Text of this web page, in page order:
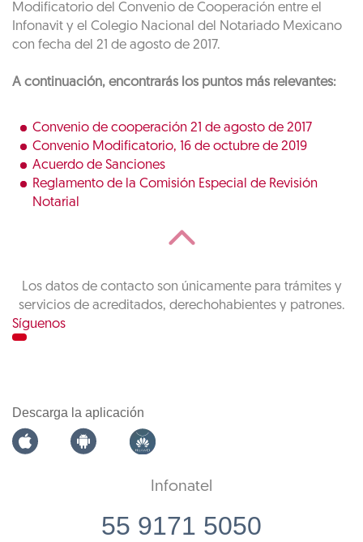
Modificatorio del Convenio de Cooperación entre el
Infonavit y el Colegio Nacional del Notariado Mexicano
con fecha del 21 de agosto de 2017.
A continuación, encontrarás los puntos más relevantes:
Convenio de cooperación 21 de agosto de 2017
Convenio Modificatorio, 16 de octubre de 2019
Acuerdo de Sanciones
Reglamento de la Comisión Especial de Revisión
Notarial
Los datos de contacto son únicamente para trámites y
servicios de acreditados, derechohabientes y patrones.
Síguenos
Descarga la aplicación
Infonatel
55 9171 5050